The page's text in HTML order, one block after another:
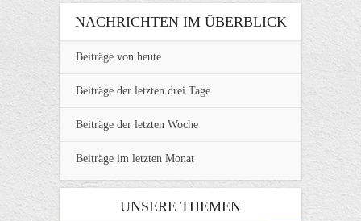
NACHRICHTEN IM ÜBERBLICK
Beiträge von heute
Beiträge der letzten drei Tage
Beiträge der letzten Woche
Beiträge im letzten Monat
UNSERE THEMEN